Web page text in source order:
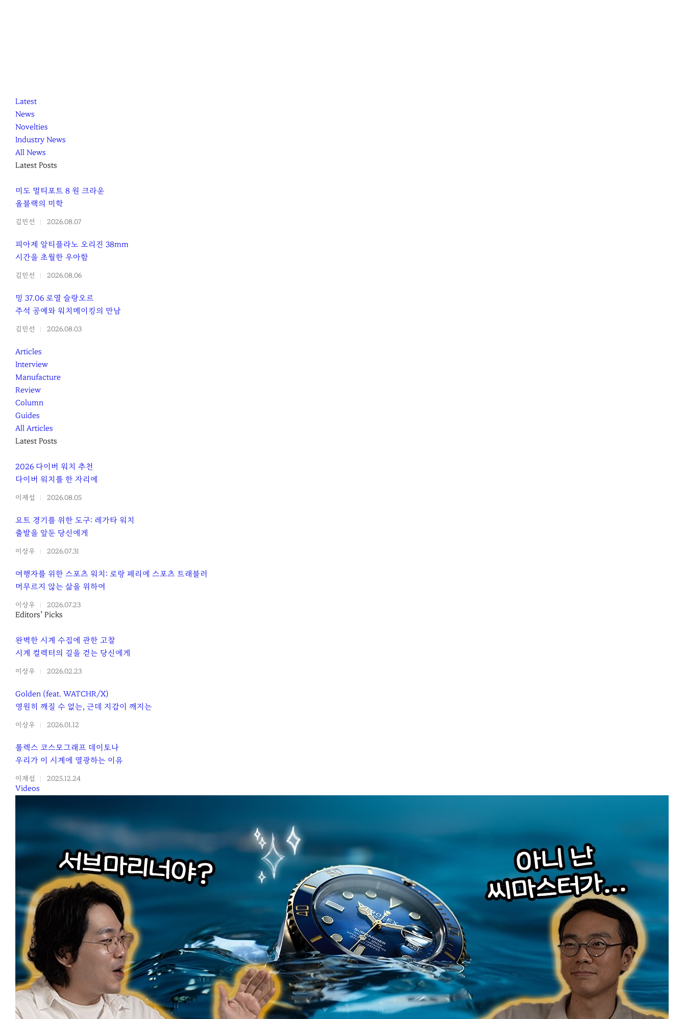
K
L
O
C
C
A
닫
기
K
L
O
C
C
A
Latest
News
Novelties
Industry News
All News
Latest Posts
미도 멀티포트 8 원 크라운
올블랙의 미학
김민선 2026.08.07
피아제 알티플라노 오리진 38mm
시간을 초월한 우아함
김민선 2026.08.06
밍 37.06 로열 슬랑오르
주석 공예와 워치메이킹의 만남
김민선 2026.08.03
Articles
Interview
Manufacture
Review
Column
Guides
All Articles
Latest Posts
2026 다이버 워치 추천
다이버 워치를 한 자리에
이재섭 2026.08.05
요트 경기를 위한 도구: 레가타 워치
출발을 앞둔 당신에게
이상우 2026.07.31
여행자를 위한 스포츠 워치: 로랑 페리에 스포츠 트래블러
머무르지 않는 삶을 위하여
이상우 2026.07.23
Editors’ Picks
완벽한 시계 수집에 관한 고찰
시계 컬렉터의 길을 걷는 당신에게
이상우 2026.02.23
Golden (feat. WATCHR/X)
영원히 깨질 수 없는, 근데 지갑이 깨지는
이상우 2026.01.12
롤렉스 코스모그래프 데이토나
우리가 이 시계에 열광하는 이유
이재섭 2025.12.24
Videos